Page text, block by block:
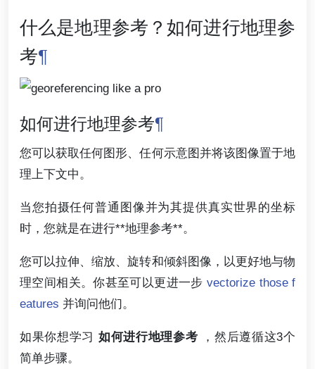
什么是地理参考？如何进行地理参
考¶
如何进行地理参考¶
您可以获取任何图形、任何示意图并将该图像置于地
理上下文中。
当您拍摄任何普通图像并为其提供真实世界的坐标
时，您就是在进行**地理参考**。
您可以拉伸、缩放、旋转和倾斜图像，以更好地与物
理空间相关。你甚至可以更进一步vectorize those f
eatures 并询问他们。
如果你想学习 如何进行地理参考 ，然后遵循这3个
简单步骤。